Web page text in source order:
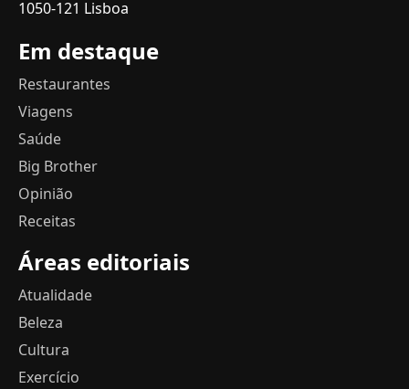
1050-121 Lisboa
Em destaque
Restaurantes
Viagens
Saúde
Big Brother
Opinião
Receitas
Áreas editoriais
Atualidade
Beleza
Cultura
Exercício